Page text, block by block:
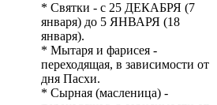
* Святки - с 25 ДЕКАБРЯ (7
января) до 5 ЯНВАРЯ (18
января).
* Мытаря и фарисея -
переходящая, в зависимости от
дня Пасхи.
* Сырная (масленица) -